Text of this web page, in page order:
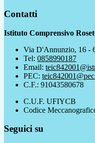
Contatti
Istituto Comprensivo
Via D'Annunzio, 16 -
Tel: 0858990187
Email:
PEC:
C.F.: 91043580678
C.U.F. UFIYCB
Codice
Seguici su